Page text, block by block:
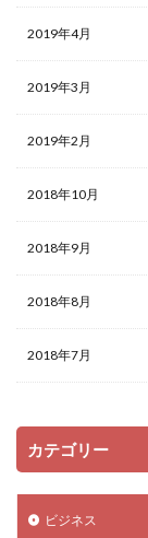
2019年4月
2019年3月
2019年2月
2018年10月
2018年9月
2018年8月
2018年7月
カテゴリー
ビジネス